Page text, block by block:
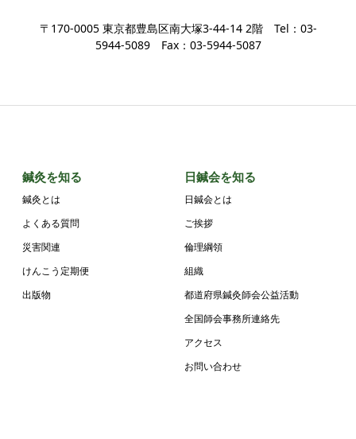
〒170-0005 東京都豊島区南大塚3-44-14 2階 Tel：03-
5944-5089 Fax：03-5944-5087
鍼灸を知る
鍼灸とは
よくある質問
災害関連
けんこう定期便
出版物
日鍼会を知る
日鍼会とは
ご挨拶
倫理綱領
組織
都道府県鍼灸師会公益活動
全国師会事務所連絡先
アクセス
お問い合わせ